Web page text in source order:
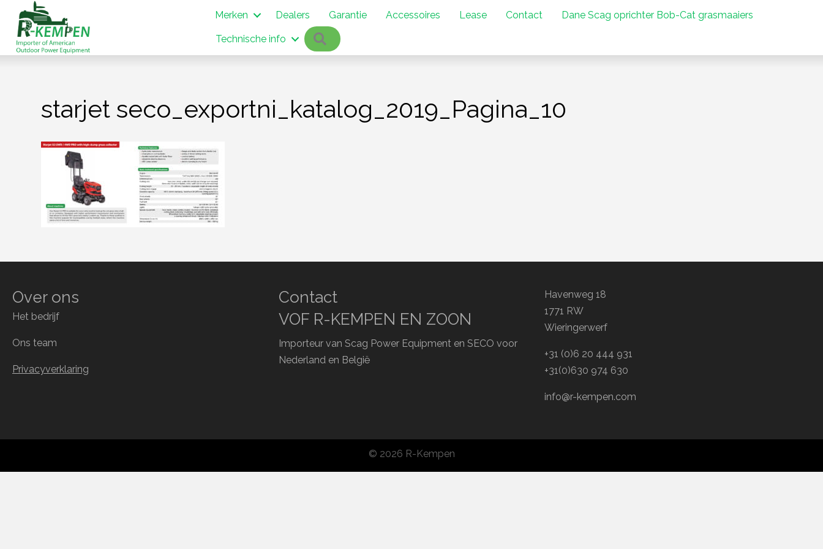
Merken Dealers Garantie Accessoires Lease Contact Dane Scag oprichter Bob-Cat grasmaaiers
Technische info Zoeken
starjet seco_exportni_katalog_2019_Pagina_10
Over ons
Het bedrijf
Ons team
Privacyverklaring
Contact
VOF R-KEMPEN EN ZOON
Importeur van Scag Power Equipment en SECO voor
Nederland en België
Havenweg 18
1771 RW
Wieringerwerf
+31 (0)6 20 444 931
+31(0)630 974 630
info@r-kempen.com
© 2026 R-Kempen